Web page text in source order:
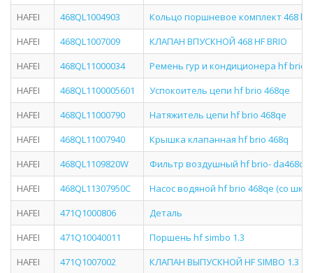
HAFEI
468QL1004903
Кольцо поршневое комплект 468
HAFEI
468QL1007009
КЛАПАН ВПУСКНОЙ 468 HF BRIO
HAFEI
468QL11000034
Ремень гур и кондиционера hf brio
HAFEI
468QL1100005601
Успокоитель цепи hf brio 468qe
HAFEI
468QL11000790
Натяжитель цепи hf brio 468qe
HAFEI
468QL11007940
Крышка клапанная hf brio 468q
HAFEI
468QL1109820W
Фильтр воздушный hf brio- da468q
HAFEI
468QL11307950C
Насос водяной hf brio 468qe (со
HAFEI
471Q1000806
Деталь
HAFEI
471Q10040011
Поршень hf simbo 1.3
HAFEI
471Q1007002
КЛАПАН ВЫПУСКНОЙ HF SIMBO 1.3